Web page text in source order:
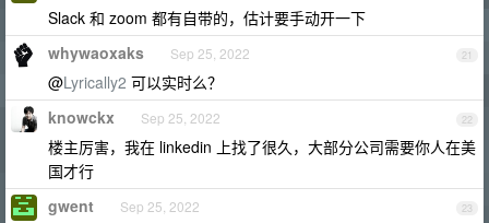
Slack 和 zoom 都有自带的，估计要手动开一下
21
whywaoxaks Sep 25, 2022
@Lyrically2 可以实时么？
22
knowckx Sep 25, 2022
楼主厉害，我在 linkedin 上找了很久，大部分公司需要你人在美
国才行
23
gwent Sep 25, 2022